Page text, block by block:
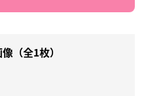
（全1枚）